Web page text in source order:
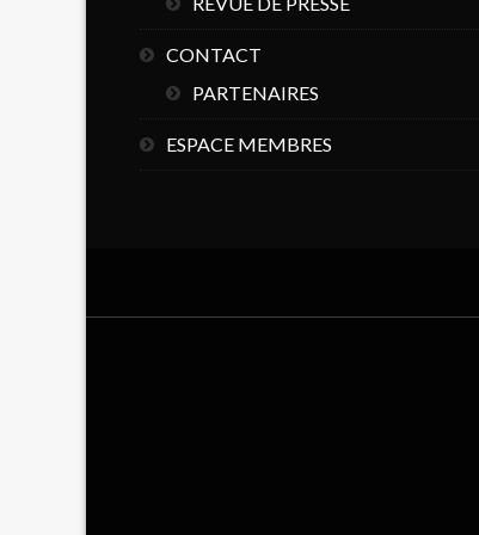
CONTACT
PARTENAIRES
ESPACE MEMBRES